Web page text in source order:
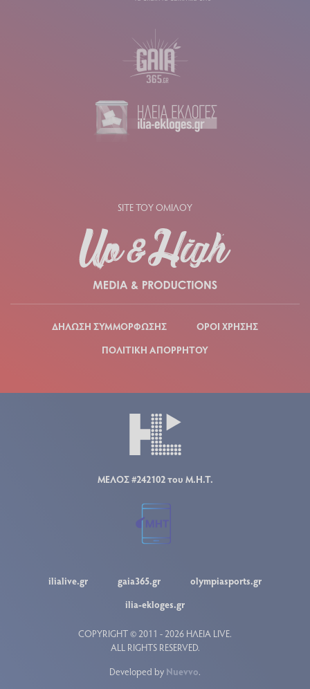
SITE ΤΟΥ ΟΜΙΛΟΥ
ΔΗΛΩΣΗ ΣΥΜΜΟΡΦΩΣΗΣ
ΟΡΟΙ ΧΡΗΣΗΣ
ΠΟΛΙΤΙΚΗ ΑΠΟΡΡΗΤΟΥ
ΜΕΛΟΣ #242102 του Μ.Η.Τ.
ilialive.gr gaia365.gr
olympiasports.gr
ilia-ekloges.gr
COPYRIGHT © 2011 - 2026 ΗΛΕΙΑ LIVE.
ALL RIGHTS RESERVED.
Developed by Nuevvo.